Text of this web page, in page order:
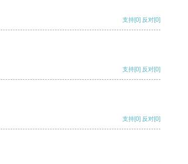
支持[0] 反对[0]
支持[0] 反对[0]
支持[0] 反对[0]